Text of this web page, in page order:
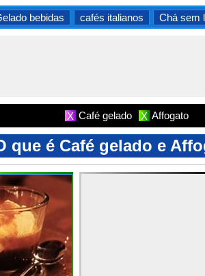
bebidas cafés italianos Chá sem
X Café gelado X Affogato
que é Café gelado e